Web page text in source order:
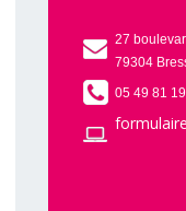
27
79304
05 49 81